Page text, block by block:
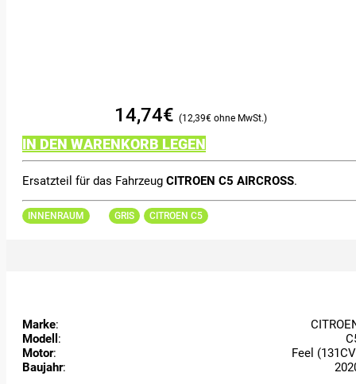
14,74€ 12,39€
IN DEN WARENKORB LEGEN
Ersatzteil für das Fahrzeug CITROEN C5 AIRCROSS.
INNENRAUM GRIS CITROEN C5
Marke:
Modell :
Motor:
Feel
Baujahr: